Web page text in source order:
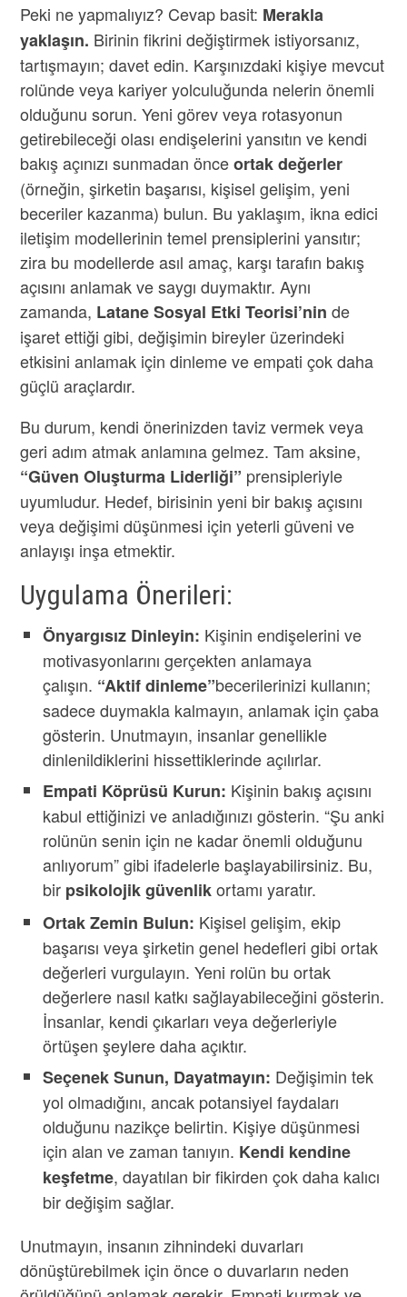
Peki ne yapmalıyız? Cevap basit: Merakla
yaklaşın. Birinin fikrini değiştirmek istiyorsanız,
tartışmayın; davet edin. Karşınızdaki kişiye mevcut
rolünde veya kariyer yolculuğunda nelerin önemli
olduğunu sorun. Yeni görev veya rotasyonun
getirebileceği olası endişelerini yansıtın ve kendi
bakış açınızı sunmadan önceortak değerler
(örneğin, şirketin başarısı, kişisel gelişim, yeni
beceriler kazanma) bulun. Bu yaklaşım, ikna edici
iletişim modellerinin temel prensiplerini yansıtır;
zira bu modellerde asıl amaç, karşı tarafın bakış
açısını anlamak ve saygı duymaktır. Aynı
zamanda, Latane Sosyal Etki Teorisi’nin de
işaret ettiği gibi, değişimin bireyler üzerindeki
etkisini anlamak için dinleme ve empati çok daha
güçlü araçlardır.
Bu durum, kendi önerinizden taviz vermek veya
geri adım atmak anlamına gelmez. Tam aksine,
“Güven Oluşturma Liderliği” prensipleriyle
uyumludur. Hedef, birisinin yeni bir bakış açısını
veya değişimi düşünmesi için yeterli güveni ve
anlayışı inşa etmektir.
Uygulama Önerileri:
Önyargısız Dinleyin: Kişinin endişelerini ve
motivasyonlarını gerçekten anlamaya
çalışın. “Aktif dinleme”becerilerinizi kullanın;
sadece duymakla kalmayın, anlamak için çaba
gösterin. Unutmayın, insanlar genellikle
dinlenildiklerini hissettiklerinde açılırlar.
Empati Köprüsü Kurun: Kişinin bakış açısını
kabul ettiğinizi ve anladığınızı gösterin. “Şu anki
rolünün senin için ne kadar önemli olduğunu
anlıyorum” gibi ifadelerle başlayabilirsiniz. Bu,
bir psikolojik güvenlikortamı yaratır.
Ortak Zemin Bulun: Kişisel gelişim, ekip
başarısı veya şirketin genel hedefleri gibi ortak
değerleri vurgulayın. Yeni rolün bu ortak
değerlere nasıl katkı sağlayabileceğini gösterin.
İnsanlar, kendi çıkarları veya değerleriyle
örtüşen şeylere daha açıktır.
Seçenek Sunun, Dayatmayın: Değişimin tek
yol olmadığını, ancak potansiyel faydaları
olduğunu nazikçe belirtin. Kişiye düşünmesi
için alan ve zaman tanıyın. Kendi kendine
keşfetme, dayatılan bir fikirden çok daha kalıcı
bir değişim sağlar.
Unutmayın, insanın zihnindeki duvarları
dönüştürebilmek için önce o duvarların neden